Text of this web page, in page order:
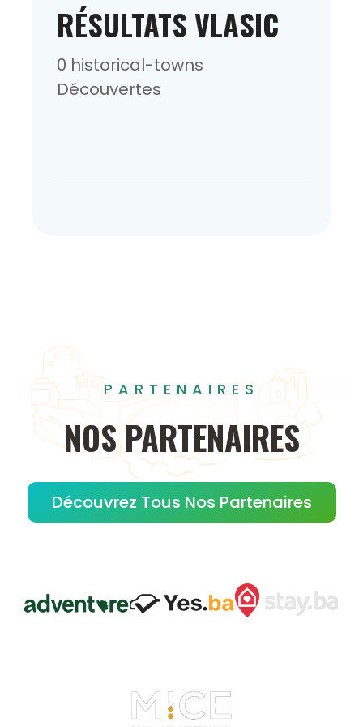
RÉSULTATS VLASIC
0 historical-towns
Découvertes
PARTENAIRES
NOS PARTENAIRES
Découvrez Tous Nos Partenaires